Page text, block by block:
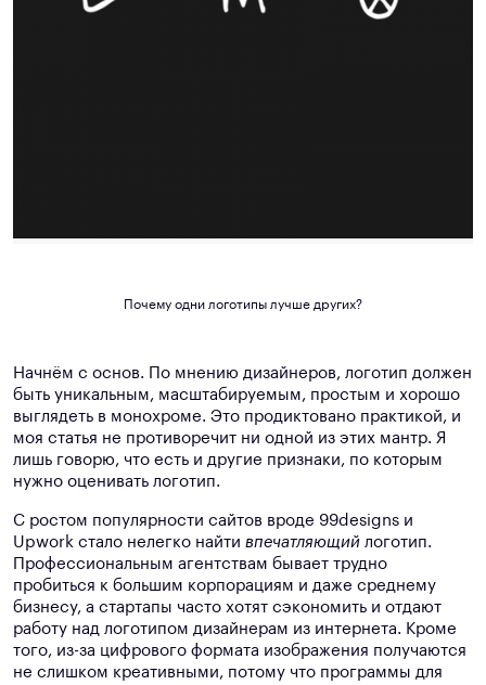
Почему одни логотипы лучше других?
Начнём с основ. По мнению дизайнеров, логотип должен
быть уникальным, масштабируемым, простым и хорошо
выглядеть в монохроме. Это продиктовано практикой, и
моя статья не противоречит ни одной из этих мантр. Я
лишь говорю, что есть и другие признаки, по которым
нужно оценивать логотип.
С ростом популярности сайтов вроде 99designs и
Upwork стало нелегко найти впечатляющий логотип.
Профессиональным агентствам бывает трудно
пробиться к большим корпорациям и даже среднему
бизнесу, а стартапы часто хотят сэкономить и отдают
работу над логотипом дизайнерам из интернета. Кроме
того, из-за цифрового формата изображения получаются
не слишком креативными, потому что программы для